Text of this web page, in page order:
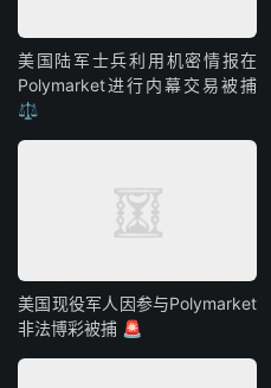
美国陆军士兵利用机密情报在
Polymarket进行内幕交易被捕
⚖️
美国现役军人因参与Polymarket
非法博彩被捕 🚨